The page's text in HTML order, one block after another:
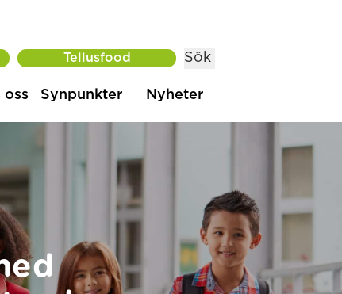
Tellusfood Sök
oss Synpunkter Nyheter